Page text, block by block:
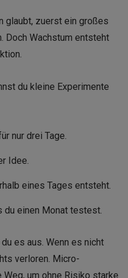
glaubt, zuerst ein großes
Doch Wachstum entsteht
du kleine Experimente
nur drei Tage.
Idee.
eines Tages entsteht.
du einen Monat testest.
es aus. Wenn es nicht
verloren. Micro-
um ohne Risiko starke